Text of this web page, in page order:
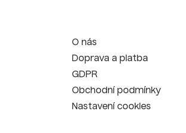
O nás
Doprava a platba
GDPR
Obchodní podmínky
Nastavení cookies